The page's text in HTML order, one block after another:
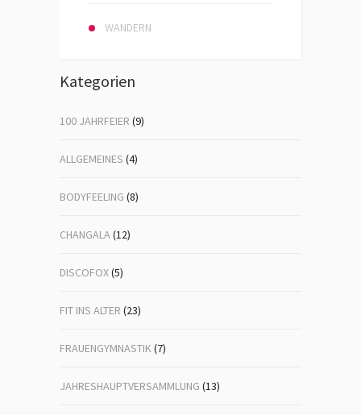
WANDERN
Kategorien
100 JAHRFEIER (9)
ALLGEMEINES (4)
BODYFEELING (8)
CHANGALA(12)
DISCOFOX(5)
FIT INS ALTER (23)
FRAUENGYMNASTIK(7)
JAHRESHAUPTVERSAMMLUNG (13)